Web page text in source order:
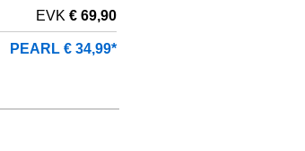
EVK € 69,90
PEARL € 34,99*